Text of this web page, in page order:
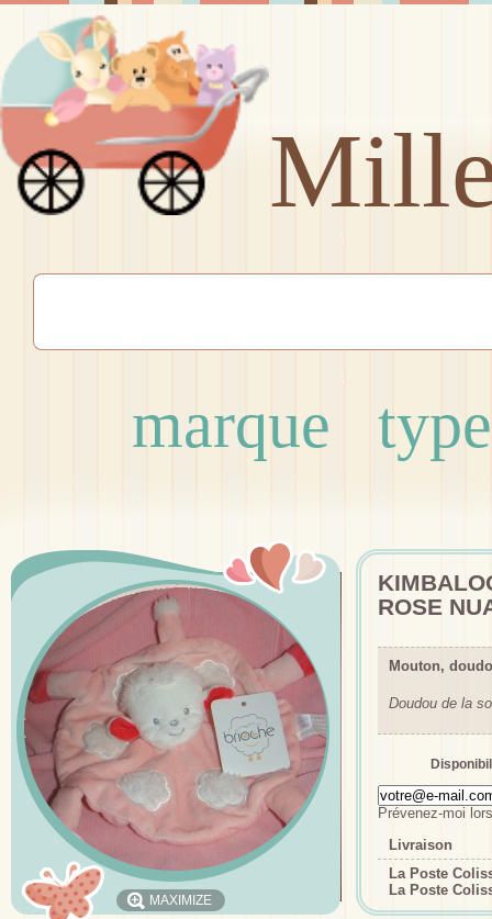
marque type
MAXIMIZE
ROSE
Mouton,
Doudou de la
Prévenez-moi
Livraison
La Poste
La Poste